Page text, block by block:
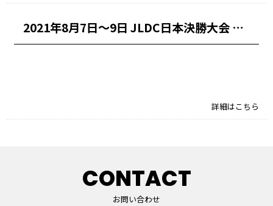
2021年8月7日～9日 JLDC日本決勝大会 開催情報
詳細はこちら
CONTACT
お問い合わせ